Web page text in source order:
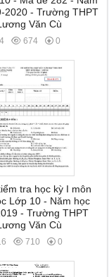
2020 - Trường THPT
Văn Cù
4 674 0
tra học kỳ I môn
Lớp 10 - Năm học
- Trường THPT
Văn Cù
710 0